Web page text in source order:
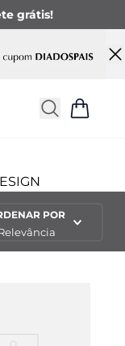
grátis!
POR